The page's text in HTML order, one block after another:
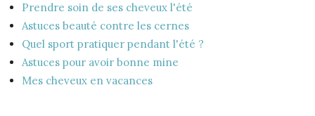
Prendre soin de ses cheveux l'été
Astuces beauté contre les cernes
Quel sport pratiquer pendant l'été ?
Astuces pour avoir bonne mine
Mes cheveux en vacances